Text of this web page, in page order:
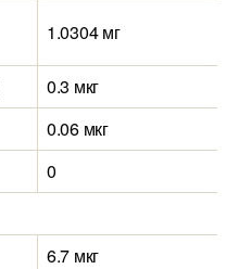
1.0304 мг
0.3 мкг
0.06 мкг
0
6.7 мкг